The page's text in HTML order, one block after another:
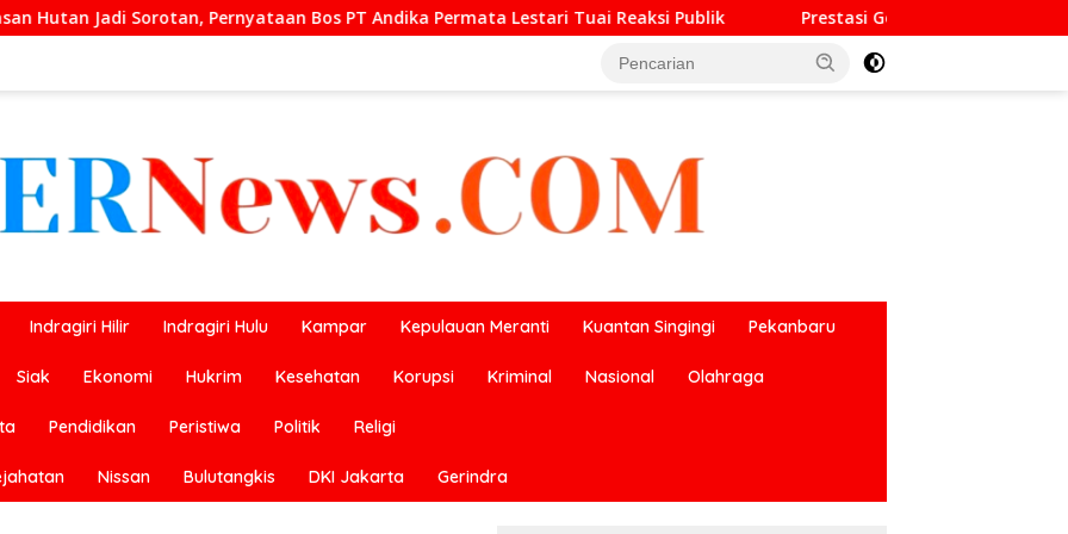
Bos PT Andika Permata Lestari Tuai Reaksi Publik Prestasi Gemilang O2SN, UPT SMP Negeri 2 Bangkinang
Indragiri Hilir Indragiri Hulu Kampar Kepulauan Meranti Kuantan Singingi Pekanbaru
Siak Ekonomi Hukrim Kesehatan Korupsi Kriminal Nasional Olahraga
Pendidikan Peristiwa Politik Religi
Nissan Bulutangkis DKI Jakarta Gerindra